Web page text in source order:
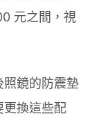
元之間，視
照鏡的防震墊
更換這些配